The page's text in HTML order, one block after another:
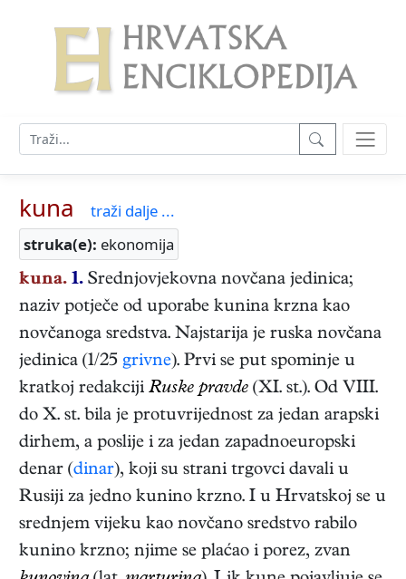
kuna
traži dalje ...
struka(e): ekonomija
kuna. 1. Srednjovjekovna novčana jedinica;
naziv potječe od uporabe kunina krzna kao
novčanoga sredstva. Najstarija je ruska novčana
jedinica (1/25 grivne). Prvi se put spominje u
kratkoj redakciji Ruske pravde (XI. st.). Od VIII.
do X. st. bila je protuvrijednost za jedan arapski
dirhem, a poslije i za jedan zapadnoeuropski
denar (dinar), koji su strani trgovci davali u
Rusiji za jedno kunino krzno. I u Hrvatskoj se u
srednjem vijeku kao novčano sredstvo rabilo
kunino krzno; njime se plaćao i porez, zvan